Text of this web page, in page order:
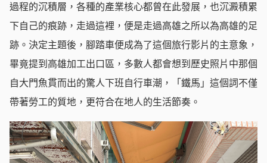
過程的沉積層，各種的產業核心都曾在此發展，也沉澱積累
下自己的痕跡，走過這裡，便是走過高雄之所以為高雄的足
跡。決定主題後，腳踏車便成為了這個旅行影片的主意象，
畢竟提到高雄加工出口區，多數人都會想到歷史照片中那個
自大門魚貫而出的驚人下班自行車潮，「鐵馬」這個詞不僅
帶著勞工的質地，更符合在地人的生活節奏。